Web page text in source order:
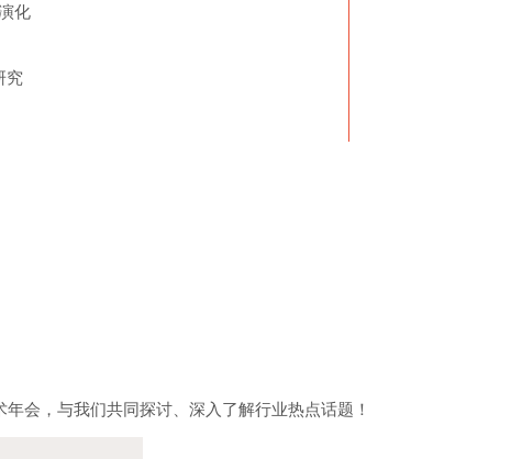
化
究
会，与我们共同探讨、深入了解行业热点话题！